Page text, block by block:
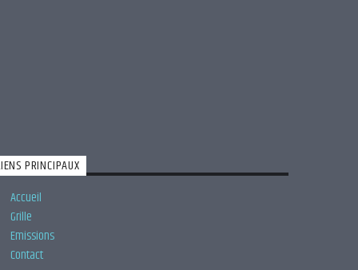
PRINCIPAUX
Accueil
Grille
Emissions
Contact